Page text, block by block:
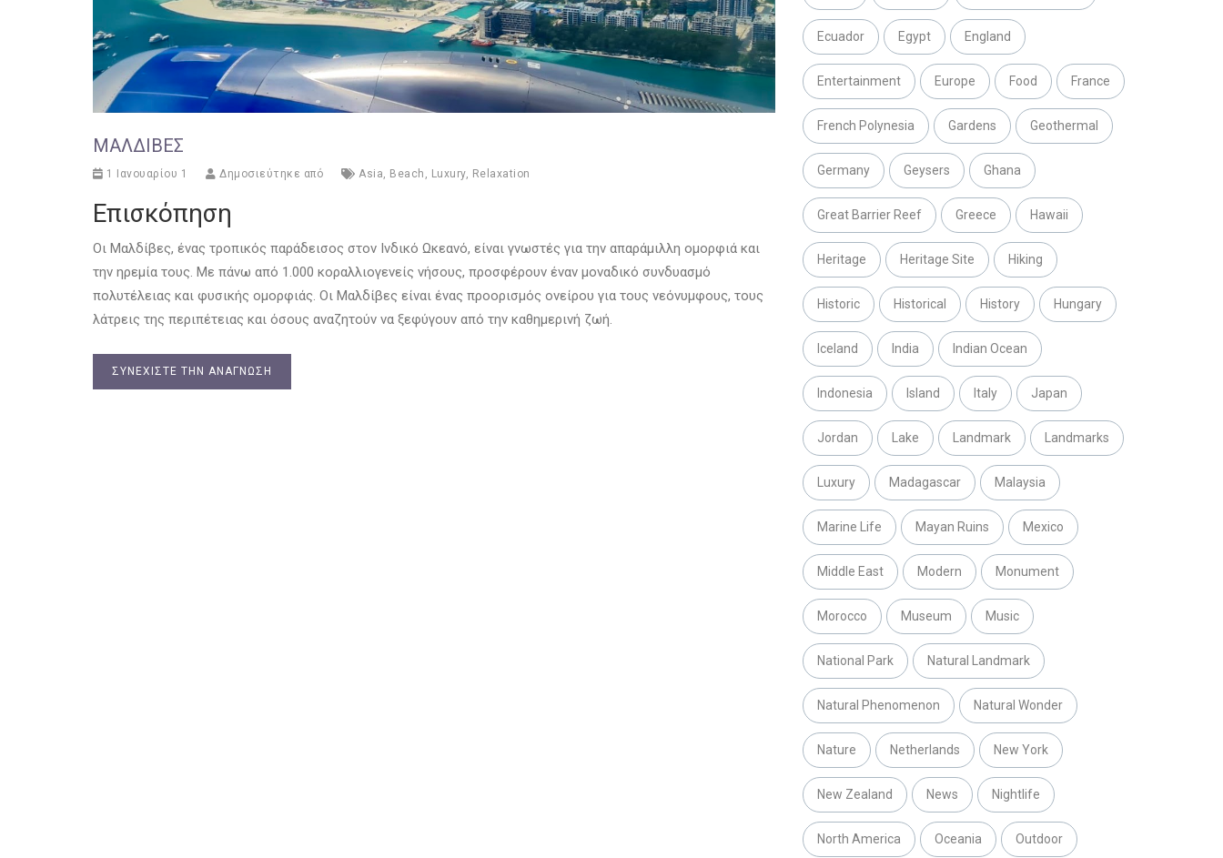
ΜΑΛΔΊΒΕΣ
1 Ιανουαρίου 1 Δημοσιεύτηκε από Asia Beach Luxury, Relaxation
Επισκόπηση
Οι Μαλδίβες, ένας τροπικός παράδεισος στον Ινδικό Ωκεανό, είναι γνωστές για την απαράμιλλη ομορφιά και
την ηρεμία τους. Με πάνω από 1.000 κοραλλιογενείς νήσους, προσφέρουν έναν μοναδικό συνδυασμό
πολυτέλειας και φυσικής ομορφιάς. Οι Μαλδίβες είναι ένας προορισμός ονείρου για τους νεόνυμφους, τους
λάτρεις της περιπέτειας και όσους αναζητούν να ξεφύγουν από την καθημερινή ζωή.
ΣΥΝΕΧΊΣΤΕ ΤΗΝ ΑΝΆΓΝΩΣΗ
Ecuador Egypt England
Entertainment Europe Food France
French Polynesia Gardens Geothermal
Germany Geysers Ghana
Great Barrier Reef Greece Hawaii
Heritage Heritage Site Hiking
Historic Historical History Hungary
Iceland India Indian Ocean
Indonesia Island Italy Japan
Jordan Lake Landmark Landmarks
Luxury Madagascar Malaysia
Marine Life Mayan Ruins Mexico
Middle East Modern Monument
Morocco Museum Music
National Park Natural Landmark
Natural Phenomenon Natural Wonder
Nature Netherlands New York
New Zealand News Nightlife
North America Oceania Outdoor